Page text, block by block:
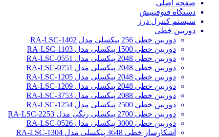
صفحه اصلی
دستگاه فتوفینیش
سیستم کنترل درز
دوربین خطی
دوربین خطی 256 پیکسلی مدل RA-LSC-1402
دوربین خطی 1500 پیکسلی مدل RA-LSC-1103
دوربین خطی 2048 پیکسلی مدل RA-LSC-0551
دوربین خطی 2048 پیکسلی مدل RA-LSC-0751
دوربین خطی 2048 پیکسلی مدل RA-LSC-1205
دوربین خطی 2048 پیکسلی مدل RA-LSC-1209
دوربین خطی 2088 پیکسلی مدل RA-LSC-3753
دوربین خطی 2500 پیکسلی مدل RA-LSC-1254
دوربین خطی 2700 پیکسلی رنگی مدل RA-LSC-2253
دوربین خطی 3000 پیکسلی مدل RA-LSC-0526
آشکارساز خطی 3648 پیکسلی مدل RA-LSC-1304